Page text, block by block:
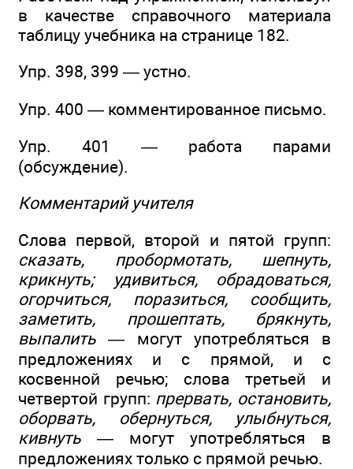
в качестве справочного материала
таблицу учебника на странице 182.
Упр. 398, 399 — устно.
Упр. 400 — комментированное письмо.
Упр. 401 — работа парами
(обсуждение).
Комментарий учителя
Слова первой, второй и пятой групп:
сказать, пробормотать, шепнуть,
крикнуть; удивиться, обрадоваться,
огорчиться, поразиться, сообщить,
заметить, прошептать, брякнуть,
выпалить — могут употребляться в
предложениях и с прямой, и с
косвенной речью; слова третьей и
четвертой групп: прервать, остановить,
оборвать, обернуться, улыбнуться,
кивнуть — могут употребляться в
предложениях только с прямой речью.